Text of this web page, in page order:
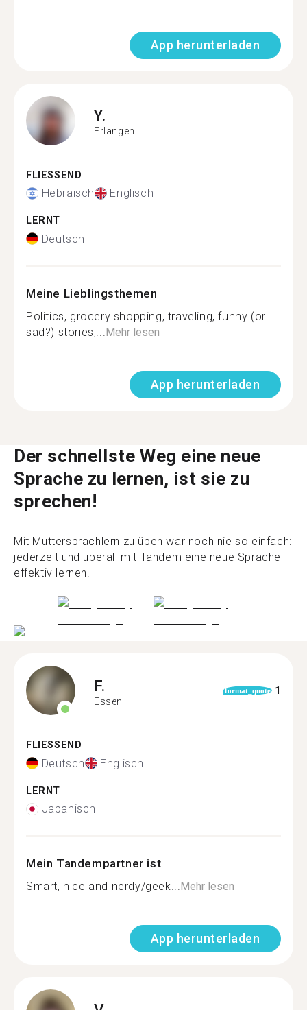
App herunterladen
Y.
Erlangen
FLIESSEND
Hebräisch Englisch
LERNT
Deutsch
Meine Lieblingsthemen
Politics, grocery shopping, traveling, funny (or
sad?) stories,... Mehr lesen
App herunterladen
Der schnellste Weg eine neue
Sprache zu lernen, ist sie zu
sprechen!
Mit Muttersprachlern zu üben war noch nie so einfach:
jederzeit und überall mit Tandem eine neue Sprache
effektiv lernen.
F.
Essen
format_quote 1
FLIESSEND
Deutsch Englisch
LERNT
Japanisch
Mein Tandempartner ist
Smart, nice and nerdy/geek...Mehr lesen
App herunterladen